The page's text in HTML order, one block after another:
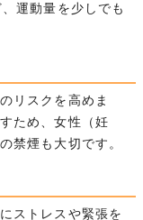
運動量を少しでも
リスクを高めま
ため、女性（妊
禁煙も大切です。
ストレスや緊張を